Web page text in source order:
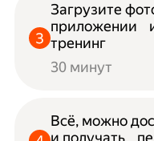
Загрузите
приложении
тренинг
30 минут
Всё, можно
и получать